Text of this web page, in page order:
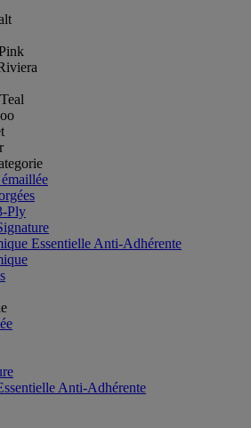
Ply
Essentielle Anti-Adhérente
Anti-Adhérente